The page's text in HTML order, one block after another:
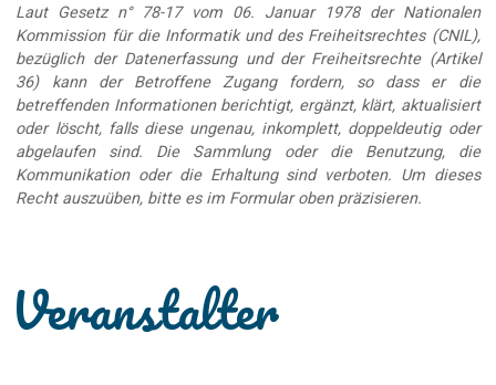
Laut Gesetz n° 78-17 vom 06. Januar 1978 der Nationalen
Kommission für die Informatik und des Freiheitsrechtes (CNIL),
bezüglich der Datenerfassung und der Freiheitsrechte (Artikel
36) kann der Betroffene Zugang fordern, so dass er die
betreffenden Informationen berichtigt, ergänzt, klärt, aktualisiert
oder löscht, falls diese ungenau, inkomplett, doppeldeutig oder
abgelaufen sind. Die Sammlung oder die Benutzung, die
Kommunikation oder die Erhaltung sind verboten. Um dieses
Recht auszuüben, bitte es im Formular oben präzisieren.
Veranstalter